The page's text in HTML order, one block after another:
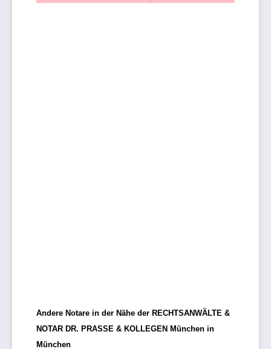
Andere Notare in der Nähe der RECHTSANWÄLTE &
NOTAR DR. PRASSE & KOLLEGEN München in
München